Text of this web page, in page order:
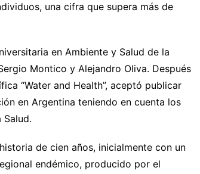
una cifra que supera más de
en Ambiente y Salud de la
Montico y Alejandro Oliva. Después
“Water and Health”, aceptó publicar
en Argentina teniendo en cuenta los
de cien años, inicialmente con un
endémico, producido por el